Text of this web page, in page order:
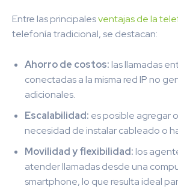
Entre las principalesventajas de la
telefonía tradicional, se destacan:
Ahorro de costos: las llamadas
conectadas a la misma red IP no
adicionales.
Escalabilidad: es posible agregar
necesidad de instalar cableado o
Movilidad y flexibilidad: los
atender llamadas desde una
smartphone, lo que resulta ideal